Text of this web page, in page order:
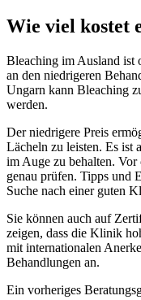
Wie viel kostet
Bleaching im Ausland ist
an den niedrigeren
Ungarn kann Bleaching
werden.
Der niedrigere Preis
Lächeln zu leisten. Es ist
im Auge zu behalten.
genau prüfen. Tipps und
Suche nach einer guten
Sie können auch auf
zeigen, dass die Klinik
mit internationalen
Behandlungen an.
Ein vorheriges